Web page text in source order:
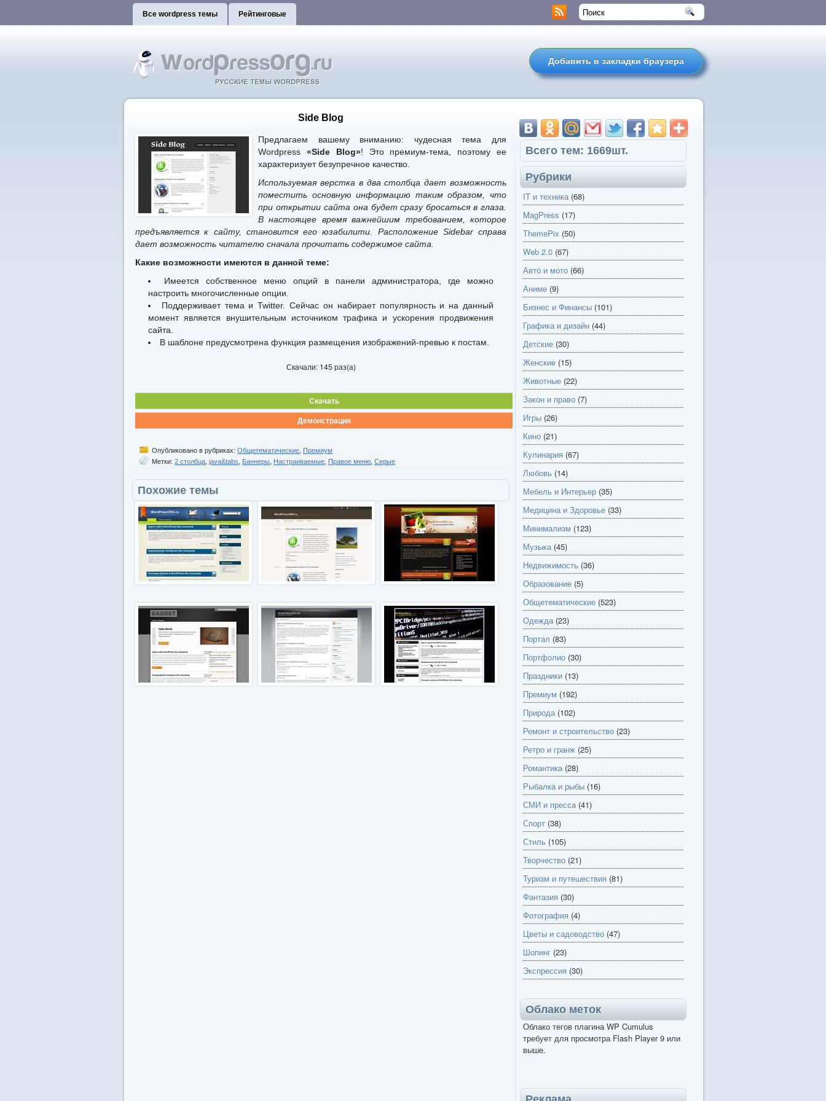
Все wordpress темы Рейтинговые
Добавить в закладки браузера
Side Blog
Предлагаем вашему вниманию: чудесная тема для
Wordpress «Side Blog»! Это премиум-тема, поэтому ее
характеризует безупречное качество.
Используемая верстка в два столбца дает возможность
поместить основную информацию таким образом, что
при открытии сайта она будет сразу бросаться в глаза.
В настоящее время важнейшим требованием, которое
предъявляется к сайту, становится его юзабилити. Расположение Sidebar справа
дает возможность читателю сначала прочитать содержимое сайта.
Какие возможности имеются в данной теме:
Имеется собственное меню опций в панели администратора, где можно
настроить многочисленные опции.
Поддерживает тема и Twitter. Сейчас он набирает популярность и на данный
момент является внушительным источником трафика и ускорения продвижения
сайта.
В шаблоне предусмотрена функция размещения изображений-превью к постам.
Скачали: 145 раз(а)
Скачать
Демонстрация
Опубликовано в рубриках: Общетематические Премиум
Метки: 2 столбца java&tabs Баннеры Настраиваемые Правое меню Серые
Похожие темы
Всего тем: 1669шт.
Рубрики
IT и техника(68)
MagPress (17)
ThemePix (50)
Web 2.0 (67)
Авто и мото (66)
Аниме (9)
Бизнес и Финансы (101)
Графика и дизайн (44)
Детские (30)
Женские (15)
Животные (22)
Закон и право (7)
Игры (26)
Кино (21)
Кулинария (67)
Любовь (14)
Мебель и Интерьер (35)
Медицина и Здоровье (33)
Минимализм (123)
Музыка(45)
Недвижимость (36)
Образование (5)
Общетематические (523)
Одежда(23)
Портал (83)
Портфолио (30)
Праздники (13)
Премиум (192)
Природа(102)
Ремонт и строительство (23)
Ретро и гранж (25)
Романтика(28)
Рыбалка и рыбы (16)
СМИ и пресса(41)
Спорт (38)
Стиль (105)
Творчество (21)
Туризм и путешествия (81)
Фантазия (30)
Фотография (4)
Цветы и садоводство (47)
Шопинг (23)
Экспрессия (30)
Облако меток
Облако тегов плагина WP Cumulus
требует для просмотра Flash Player 9 или
выше.